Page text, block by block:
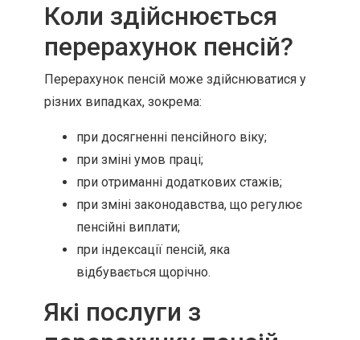
Коли здійснюється
перерахунок пенсій?
Перерахунок пенсій може здійснюватися у
різних випадках, зокрема:
при досягненні пенсійного віку;
при зміні умов праці;
при отриманні додаткових стажів;
при зміні законодавства, що регулює
пенсійні виплати;
при індексації пенсій, яка
відбувається щорічно.
Які послуги з